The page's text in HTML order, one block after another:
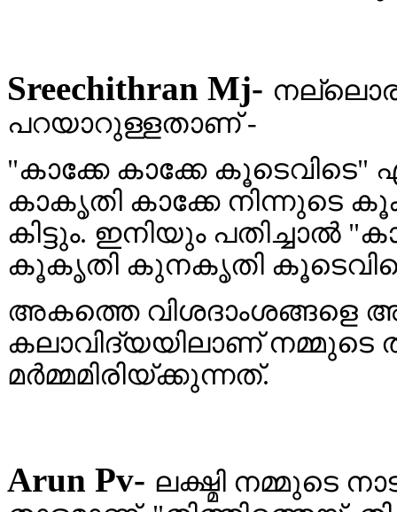
Sreechithran Mj-
പറയാറുള്ളതാണ് -
"കാക്കേ കാക്കേ
കാകൃതി കാക്കേ നിന്നുടെ
കിട്ടും. ഇനിയും പതിച്ചാൽ
കൂകൃതി കുനകൃതി
അകത്തെ വിശദാംശങ്ങളെ
കലാവിദ്യയിലാണ് നമ്മുടെ
മർമ്മമിരിയ്ക്കുന്നത്.
Arun Pv- ലക്ഷ്മി നമ്മുടെ